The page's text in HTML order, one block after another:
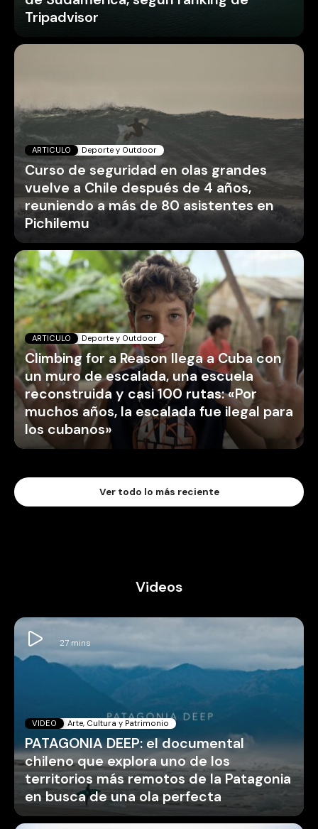
Tripadvisor
ARTICULO Deporte y Outdoor
Curso de seguridad en olas grandes
vuelve a Chile después de 4 años,
reuniendo a más de 80 asistentes en
Pichilemu
ARTICULO Deporte y Outdoor
Climbing for a Reason llega a Cuba con
un muro de escalada, una escuela
reconstruida y casi 100 rutas: «Por
muchos años, la escalada fue ilegal para
los cubanos»
Ver todo lo más reciente
Videos
VIDEO Arte, Cultura y Patrimonio
PATAGONIA DEEP: el documental
chileno que explora uno de los
territorios más remotos de la Patagonia
en busca de una ola perfecta